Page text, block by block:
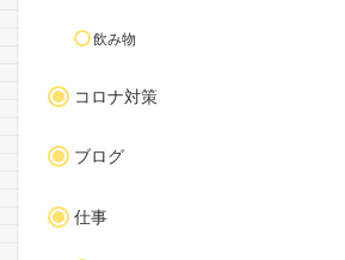
飲み物
コロナ対策
ブログ
仕事